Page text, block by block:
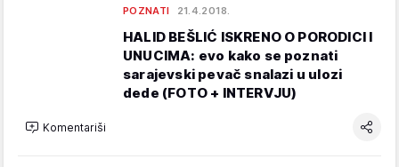
POZNATI 21.4.2018.
HALID BEŠLIĆ ISKRENO O PORODICI I
UNUCIMA: evo kako se poznati
sarajevski pevač snalazi u ulozi
dede (FOTO + INTERVJU)
Komentariši